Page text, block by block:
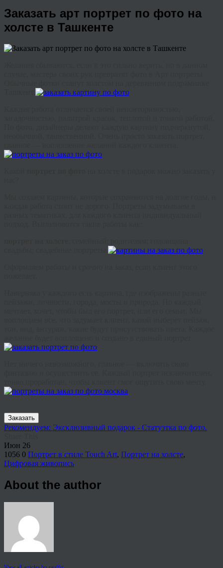
Заказать арт портрет по фото на
холсте в Ташкенте
Заказать
Рекомендуем: Эксклюзивный подарок - Статуэтка по фото.
Июн 26
1056 0 Портрет в стиле Touch Art, Портрет на холсте,
Цифровая живопись
About the author